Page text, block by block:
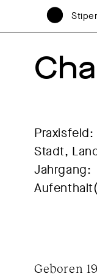
Praxisfeld:
Stadt,
Jahrgang:
Geboren